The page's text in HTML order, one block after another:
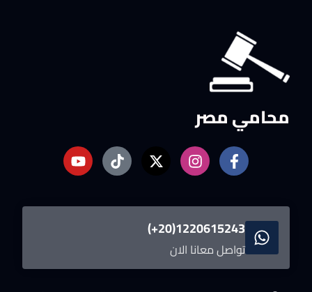
محامي مصر
1220615243(20+)
تواصل معانا الان